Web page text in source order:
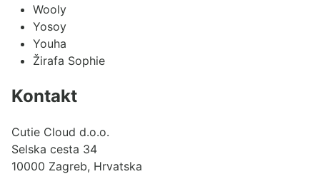
Wooly
Yosoy
Youha
Žirafa Sophie
Kontakt
Cutie Cloud d.o.o.
Selska cesta 34
10000 Zagreb, Hrvatska